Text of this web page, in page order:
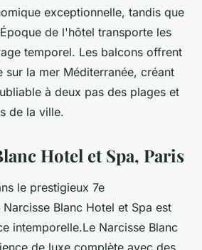
exceptionnelle, tandis que
de l'hôtel transporte les
temporel. Les balcons offrent
sur la mer Méditerranée, créant
à deux pas des plages et
de la ville.
Hotel et Spa, Paris
le prestigieux 7e
Blanc Hotel et Spa est
intemporelle.Le Narcisse Blanc